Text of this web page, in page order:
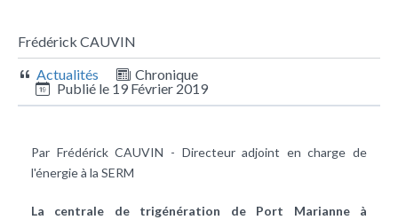
Frédérick CAUVIN
Actualités
Chronique
Publié le 19 Février 2019
Par Frédérick CAUVIN - Directeur adjoint en charge de
l'énergie à la SERM
La centrale de trigénération de Port Marianne à